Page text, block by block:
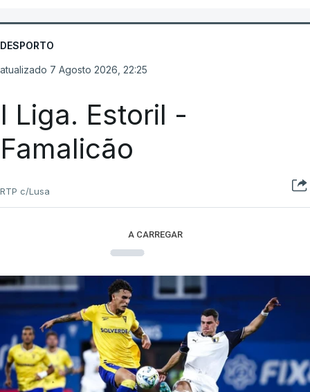
DESPORTO
atualizado 7 Agosto 2026, 22:25
I Liga. Estoril -
Famalicão
RTP c/Lusa
A CARREGAR